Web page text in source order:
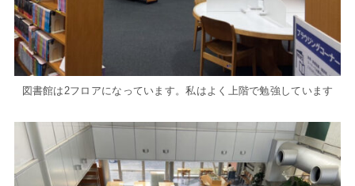
図書館は2フロアになっています。私はよく上階で勉強しています